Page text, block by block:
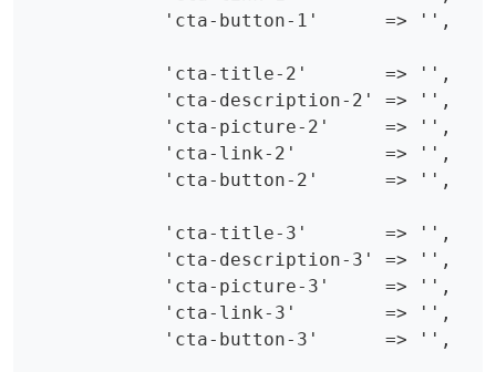
            'cta-button-1'      => '',
            'cta-title-2'       => '',
            'cta-description-2' => '',
            'cta-picture-2'     => '',
            'cta-link-2'        => '',
            'cta-button-2'      => '',
            'cta-title-3'       => '',
            'cta-description-3' => '',
            'cta-picture-3'     => '',
            'cta-link-3'        => '',
            'cta-button-3'      => '',